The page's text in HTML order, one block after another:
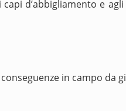
d’abbigliamento e
in campo da